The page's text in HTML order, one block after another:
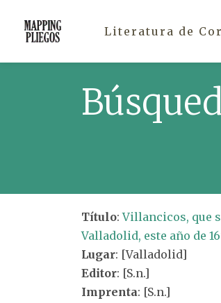
Literatura de
Título:Villancicos, que
Valladolid, este año de
Lugar: [Valladolid]
Editor: [S.n.]
Imprenta: [S.n.]